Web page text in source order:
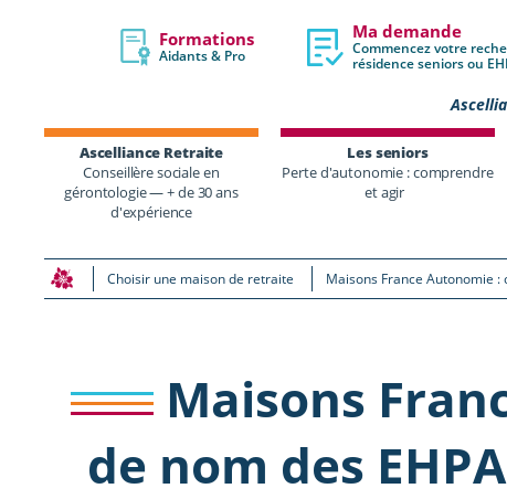
Formations
Aidants & Pro
Ma demande
Commencez votre
résidence seniors ou
Ascelliance Retraite
Conseillère sociale en
gérontologie — + de 30 ans
d'expérience
Les seniors
Perte d'autonomie : comprendre
et agir
Choisir une maison de retraite Maisons France Autonomie
Maisons
de nom des